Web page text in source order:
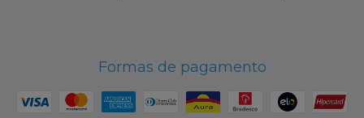
Formas de pagamento